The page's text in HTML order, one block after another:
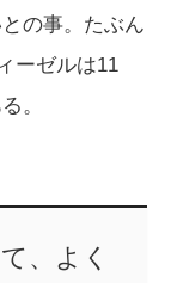
の事。たぶん
ーゼルは11
。
、よく